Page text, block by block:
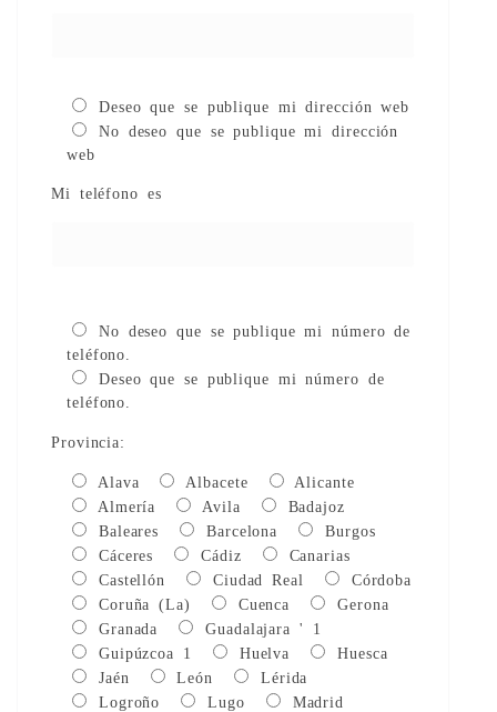
Deseo que se publique mi dirección web
No deseo que se publique mi dirección
web
Mi teléfono es
No deseo que se publique mi número de
teléfono.
Deseo que se publique mi número de
teléfono.
Provincia:
Alava Albacete
Alicante
Almería
Avila
Badajoz
Baleares
Barcelona
Burgos
Cáceres
Cádiz
Canarias
Castellón
Ciudad Real
Córdoba
Coruña (La)
Cuenca
Gerona
Granada
Guadalajara ' 1
Guipúzcoa 1
Huelva
Huesca
Jaén
León
Lérida
Logroño
Lugo
Madrid